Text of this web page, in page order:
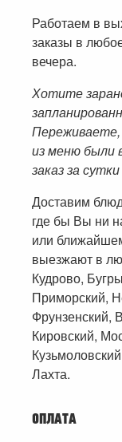
Работаем в
заказы в
вечера.
Хотите
из меню были
заказ за
Доставим
где бы Вы ни
или
выезжают в
Кудрово,
Приморский,
Фрунзенский,
Кировский,
Лахта.
ОПЛАТА